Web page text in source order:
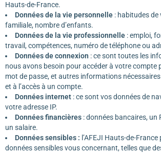
Hauts-de-France.
Données de la vie personnelle : habitudes de
familiale, nombre d’enfants.
Données de la vie professionnelle : emploi,
travail, compétences, numéro de téléphone ou
Données de connexion : ce sont toutes les
nous avons besoin pour accéder à votre compte
mot de passe, et autres informations
et à l’accès à un compte.
Données internet : ce sont vos données de
votre adresse IP.
Données financières : données bancaires, un
un salaire.
Données sensibles : l’AFEJI Hauts-de-
données sensibles vous concernant, telles que